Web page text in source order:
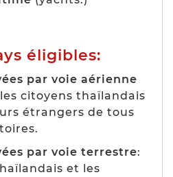
éligibles:
par voie aérienne
citoyens thaïlandais
étrangers de tous
par voie terrestre:
et les